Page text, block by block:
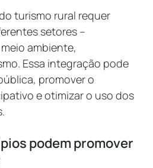
turismo rural requer
setores –
ambiente,
Essa integração pode
promover o
e otimizar o uso dos
podem promover